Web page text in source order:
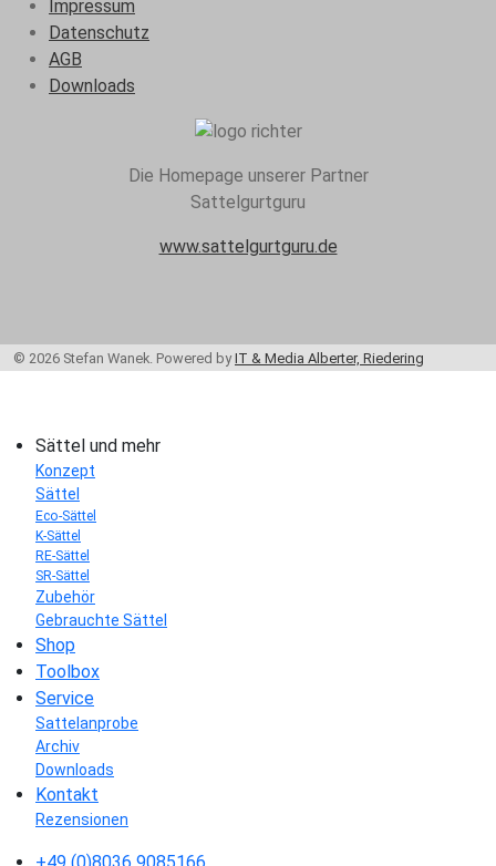
Impressum
Datenschutz
AGB
Downloads
Die Homepage unserer Partner
Sattelgurtguru
www.sattelgurtguru.de
© 2026 Stefan Wanek. Powered byIT & Media Alberter, Riedering
Sättel und mehr
Konzept
Sättel
Eco-Sättel
K-Sättel
RE-Sättel
SR-Sättel
Zubehör
Gebrauchte Sättel
Shop
Toolbox
Service
Sattelanprobe
Archiv
Downloads
Kontakt
Rezensionen